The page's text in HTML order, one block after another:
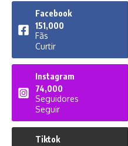
Facebook
151,000
Fãs
Curtir
Instagram
74,000
Seguidores
Seguir
Tiktok